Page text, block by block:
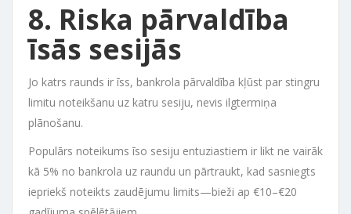
8. Riska pārvaldība
īsās sesijās
Jo katrs raunds ir īss, bankrola pārvaldība kļūst par stingru
limitu noteikšanu uz katru sesiju, nevis ilgtermiņa
plānošanu.
Populārs noteikums īso sesiju entuziastiem ir likt ne vairāk
kā 5% no bankrola uz raundu un pārtraukt, kad sasniegts
iepriekš noteikts zaudējumu limits—bieži ap €10–€20